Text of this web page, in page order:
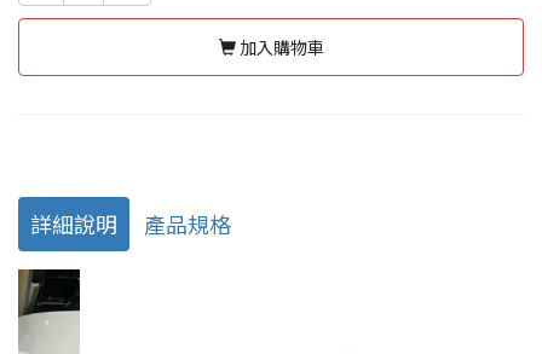
加入購物車
詳細說明 產品規格